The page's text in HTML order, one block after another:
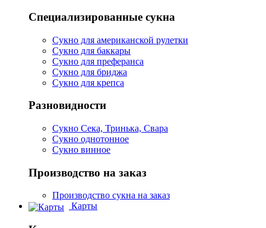
Специализированные сукна
Сукно для американской рулетки
Сукно для баккары
Сукно для преферанса
Сукно для бриджа
Сукно для крепса
Разновидности
Сукно Сека, Тринька, Свара
Сукно однотонное
Сукно винное
Производство на заказ
Производство сукна на заказ
Карты